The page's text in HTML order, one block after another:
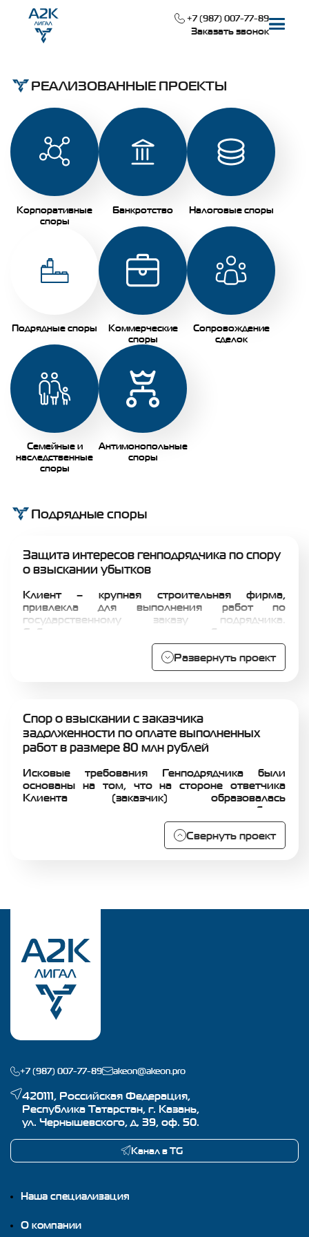
+7 (987) 007-77-89
Заказать звонок
Наша специализация
Реализованные проекты
О компании
Контакты
РЕАЛИЗОВАННЫЕ ПРОЕКТЫ
Корпоративные
споры
Банкротство Налоговые споры
Подрядные споры
Коммерческие
споры
Сопровождение
сделок
Семейные и
наследственные
споры
Антимонопольные
споры
Подрядные споры
Защита интересов генподрядчика по спору
о взыскании убытков
Клиент – крупная строительная фирма,
привлекла для выполнения работ по
государственному заказу подрядчика.
Субподрядчик не исполнил свои обязательства,
не отработал аванс и причинил убытки Клиенту.
За короткие сроки мы добились взыскания с
убытков и неустойки с неисправного
Развернуть проект
Спор о взыскании с заказчика
задолженности по оплате выполненных
работ в размере 80 млн рублей
Исковые требования Генподрядчика были
основаны на том, что на стороне ответчика
Клиента (заказчик) образовалась
задолженность по оплате выполненных работ в
связи с тем, что площадь построенного здания
оказалась существенно большей, чем
предусмотрено проектом строительства. В ходе
дополнительных работ. Кроме того, в ходе
окончания предусмотренных договором работ.
В иске было отказано.
Свернуть проект
Наша специализация
О компании
+7 (987) 007-77-89 akeon@akeon.pro
420111, Российская Федерация,
Республика Татарстан, г. Казань,
ул. Чернышевского, д. 39, оф. 50.
Канал в TG